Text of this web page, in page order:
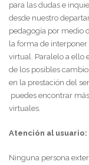
para las dudas e
desde nuestro
pedagogía por medio
la forma de interponer
virtual. Paralelo a ello
de los posibles
en la prestación del
puedes encontrar
virtuales.
Atención al usuario:
Ninguna persona